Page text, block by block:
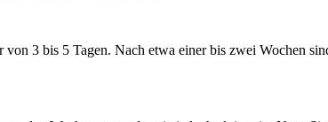
3 bis 5 Tagen. Nach etwa einer bis zwei Wochen